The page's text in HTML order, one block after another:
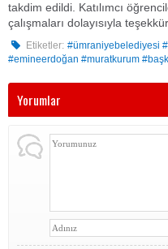
takdim edildi. Katılımcı
çalışmaları dolayısıyla
Etiketler: #ümraniyebelediyesi
#emineerdoğan #muratkurum
Yorumlar